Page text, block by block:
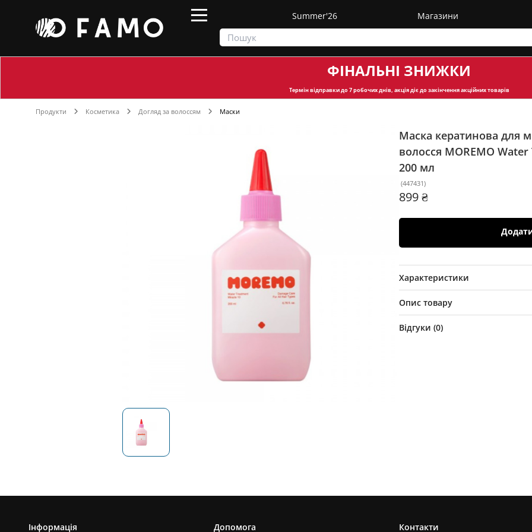
Summer'26 Магазини
ФІНАЛЬНІ ЗНИЖКИ
Термін відправкидо 7 робочих днів, акція діє до закінчення акційних товарів
Продукти Косметика Догляд за волоссям Маски
Маска кератинова для
волосся MOREMO
200 мл
(447431)
899 ₴
Характеристики
Опис товару
Відгуки (0)
Інформація Допомога Контакти